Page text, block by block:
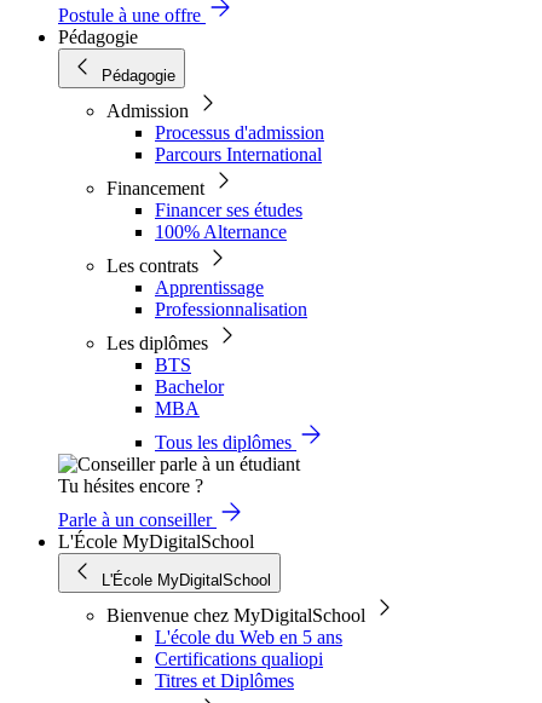
Postule à une offre
Pédagogie
Pédagogie
Admission
Processus d'admission
Parcours International
Financement
Financer ses études
100% Alternance
Les contrats
Apprentissage
Professionnalisation
Les diplômes
BTS
Bachelor
MBA
Tous les diplômes
Tu hésites encore ?
Parle à un conseiller
L'École MyDigitalSchool
L'École MyDigitalSchool
Bienvenue chez MyDigitalSchool
L'école du Web en 5 ans
Certifications qualiopi
Titres et Diplômes